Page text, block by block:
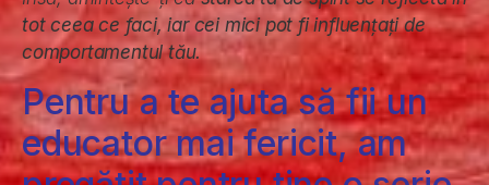
tot ceea ce faci, iar cei mici pot fi influențați de
comportamentul tău.
Pentru a te ajuta să fii un
educator mai fericit, am